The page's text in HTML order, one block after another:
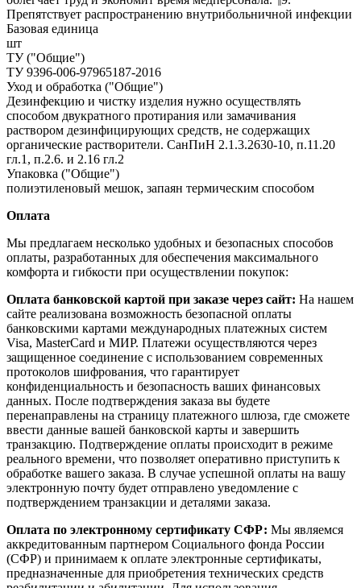
Препятствует распространению внутрибольничной инфекции
Базовая единица
шт
ТУ ("Общие")
ТУ 9396-006-97965187-2016
Уход и обработка ("Общие")
Дезинфекцию и чистку изделия нужно осуществлять
способом двукратного протирания или замачивания
раствором дезинфицирующих средств, не содержащих
органические растворители. СанПиН 2.1.3.2630-10, п.11.20
гл.1, п.2.6. и 2.16 гл.2
Упаковка ("Общие")
полиэтиленовый мешок, запаян термическим способом
Оплата
Мы предлагаем несколько удобных и безопасных способов
оплаты, разработанных для обеспечения максимального
комфорта и гибкости при осуществлении покупок:
Оплата банковской картой при заказе через сайт: На нашем
сайте реализована возможность безопасной оплаты
банковскими картами международных платежных систем
Visa, MasterCard и МИР. Платежи осуществляются через
защищенное соединение с использованием современных
протоколов шифрования, что гарантирует
конфиденциальность и безопасность ваших финансовых
данных. После подтверждения заказа вы будете
перенаправлены на страницу платежного шлюза, где сможете
ввести данные вашей банковской карты и завершить
транзакцию. Подтверждение оплаты происходит в режиме
реального времени, что позволяет оперативно приступить к
обработке вашего заказа. В случае успешной оплаты на вашу
электронную почту будет отправлено уведомление с
подтверждением транзакции и деталями заказа.
Оплата по электронному сертификату СФР: Мы являемся
аккредитованным партнером Социального фонда России
(СФР) и принимаем к оплате электронные сертификаты,
предназначенные для приобретения технических средств